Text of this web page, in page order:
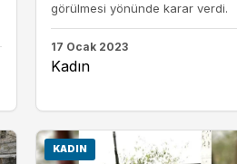
görülmesi yönünde karar verdi.
17 Ocak 2023
Kadın
KADIN